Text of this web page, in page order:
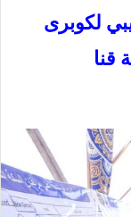
لكوبرى
قنا